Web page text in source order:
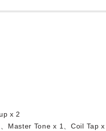
x 2
Master Tone x 1、Coil Tap x